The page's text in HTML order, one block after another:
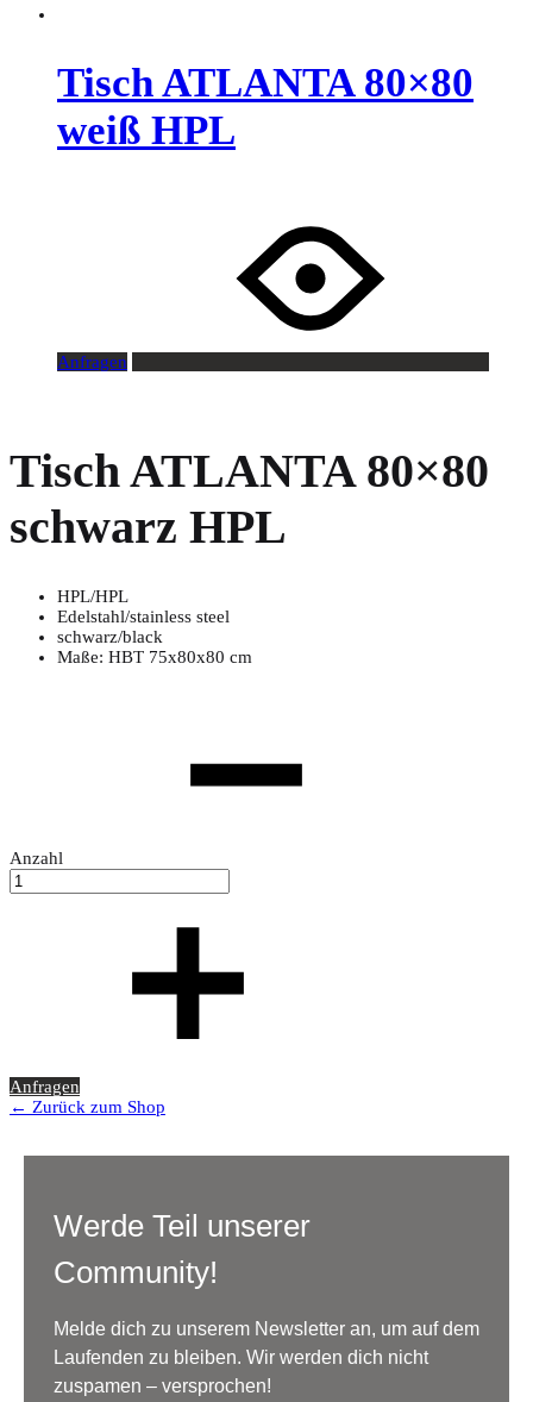
Tisch ATLANTA 80×80
weiß HPL
Anfragen
Tisch ATLANTA 80×80
schwarz HPL
HPL/HPL
Edelstahl/stainless steel
schwarz/black
Maße: HBT 75x80x80 cm
Anzahl
Anfragen
← Zurück zum Shop
Werde Teil unserer
Community!
Melde dich zu unserem Newsletter an, um auf dem
Laufenden zu bleiben. Wir werden dich nicht
zuspamen – versprochen!